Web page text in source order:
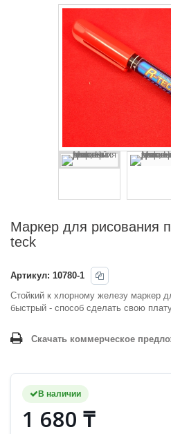
Маркер для рисования
teck
Артикул: 10780-1
Стойкий к хлорному железу маркер
быстрый - способ сделать свою
Скачать коммерческое
В наличии
1 680 ₸